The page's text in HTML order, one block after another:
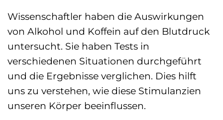
Wissenschaftler haben die Auswirkungen
von Alkohol und Koffein auf den Blutdruck
untersucht. Sie haben Tests in
verschiedenen Situationen durchgeführt
und die Ergebnisse verglichen. Dies hilft
uns zu verstehen, wie diese Stimulanzien
unseren Körper beeinflussen.